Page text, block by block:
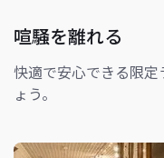
喧騒を離れる
快適で安心できる限定
ょう。